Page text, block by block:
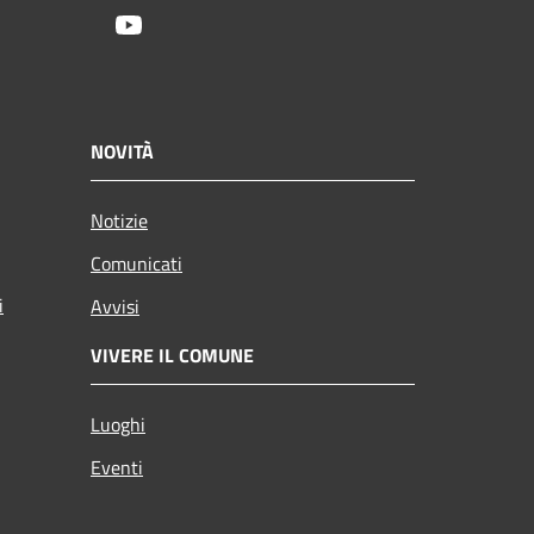
NOVITÀ
Notizie
Comunicati
Avvisi
VIVERE IL COMUNE
Luoghi
Eventi